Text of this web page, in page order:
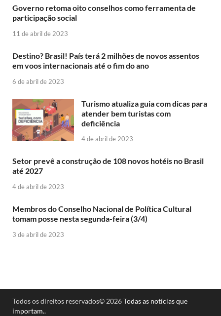
Governo retoma oito conselhos como ferramenta de
participação social
11 de abril de 2023
Destino? Brasil! País terá 2 milhões de novos assentos
em voos internacionais até o fim do ano
6 de abril de 2023
Turismo atualiza guia com dicas para
atender bem turistas com
deficiência
4 de abril de 2023
Setor prevê a construção de 108 novos hotéis no Brasil
até 2027
4 de abril de 2023
Membros do Conselho Nacional de Política Cultural
tomam posse nesta segunda-feira (3/4)
3 de abril de 2023
Todos os direitos reservados© 2026Todas as notícias que
importam..